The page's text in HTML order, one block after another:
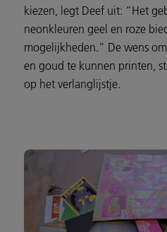
kiezen, legt Deef uit: “Het
neonkleuren geel en roze
mogelijkheden.” De wens
en goud te kunnen printen,
op het verlanglijstje.